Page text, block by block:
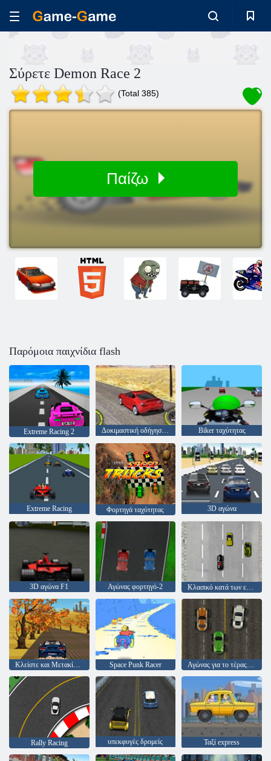
Σύρετε Demon Race 2
(Total 385)
Παίζω
Παρόμοια παιχνίδια flash
Extreme Racing 2 Δοκιμαστική οδήγηση Hyundai Biker ταχύτητας
Extreme Racing Φορτηγά ταχύτητας 3D αγώνα
3D αγώνα F1 Αγώνας φορτηγό-2 Κλασικό κατά των εξωτικών
Κλείστε και Μετακίνηση Space Punk Racer Αγώνας για το τέρας-φορτηγό
Rally Racing υπεκφυγές δρομείς Ταξί express